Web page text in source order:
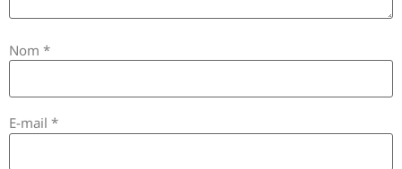
Nom *
E-mail *